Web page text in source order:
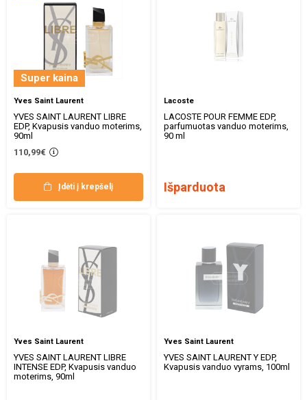
Super kaina
Yves Saint Laurent
YVES SAINT LAURENT LIBRE
EDP, Kvapusis vanduo moterims,
90ml
110,99€
Įdėti į krepšelį
Lacoste
LACOSTE POUR FEMME EDP,
parfumuotas vanduo moterims,
90 ml
Išparduota
Yves Saint Laurent
YVES SAINT LAURENT LIBRE
INTENSE EDP, Kvapusis vanduo
moterims, 90ml
Yves Saint Laurent
YVES SAINT LAURENT Y EDP,
Kvapusis vanduo vyrams, 100ml